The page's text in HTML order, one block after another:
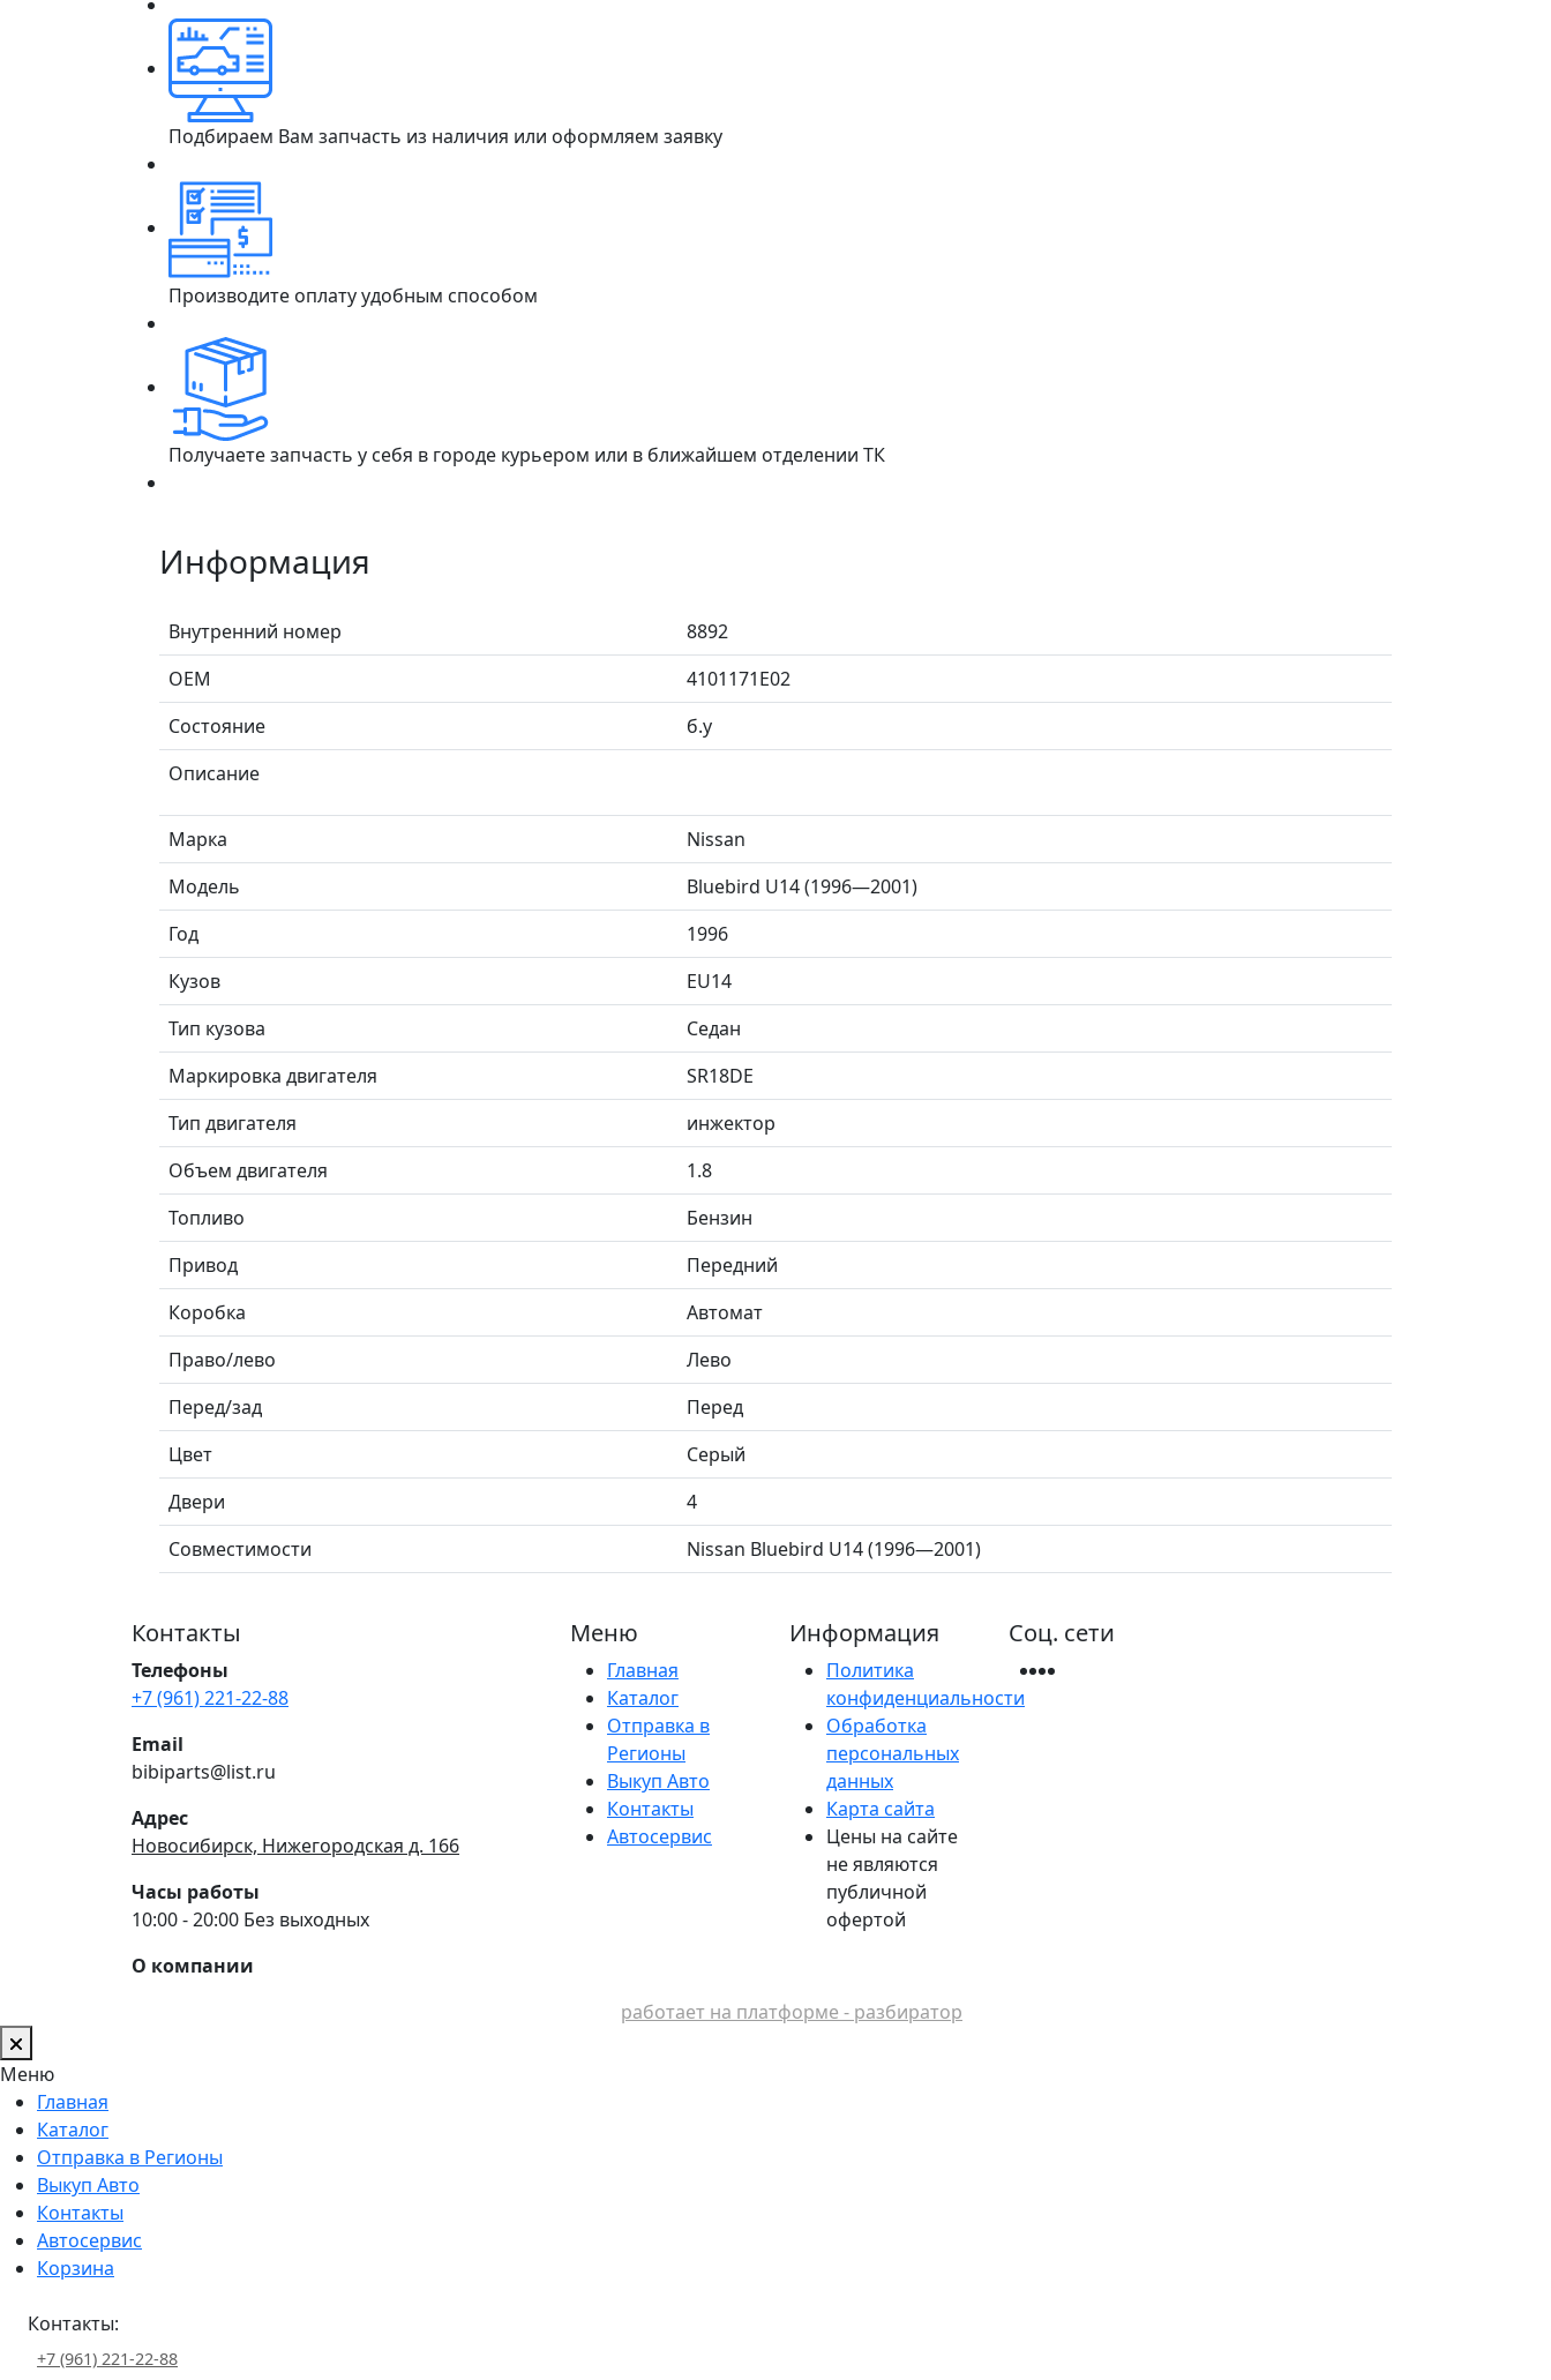
Подбираем Вам запчасть из наличия или оформляем заявку
Производите оплату удобным способом
Получаете запчасть у себя в городе курьером или в ближайшем отделении ТК
Информация
Внутренний номер
8892
ОЕМ
4101171E02
Состояние
б.у
Описание
Марка
Nissan
Модель
Bluebird U14 (1996—2001)
Год
1996
Кузов
EU14
Тип кузова
Седан
Маркировка двигателя
SR18DE
Тип двигателя
инжектор
Объем двигателя
1.8
Топливо
Бензин
Привод
Передний
Коробка
Автомат
Право/лево
Лево
Перед/зад
Перед
Цвет
Серый
Двери
4
Совместимости
Nissan Bluebird U14 (1996—2001)
Контакты
Телефоны
+7 (961) 221-22-88
Email
bibiparts@list.ru
Адрес
Новосибирск, Нижегородская д. 166
Часы работы
10:00 - 20:00 Без выходных
О компании
Меню
Главная
Каталог
Отправка в
Регионы
Выкуп Авто
Контакты
Автосервис
Информация
Политика
конфиденциальности
Обработка
персональных
данных
Карта сайта
Цены на сайте
не являются
публичной
офертой
Соц. сети
работает на платформе - разбиратор
Меню
Главная
Каталог
Отправка в Регионы
Выкуп Авто
Контакты
Автосервис
Корзина
Контакты:
+7 (961) 221-22-88